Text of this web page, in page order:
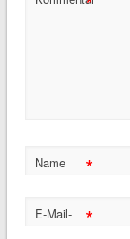
Name *
E-Mail-
*